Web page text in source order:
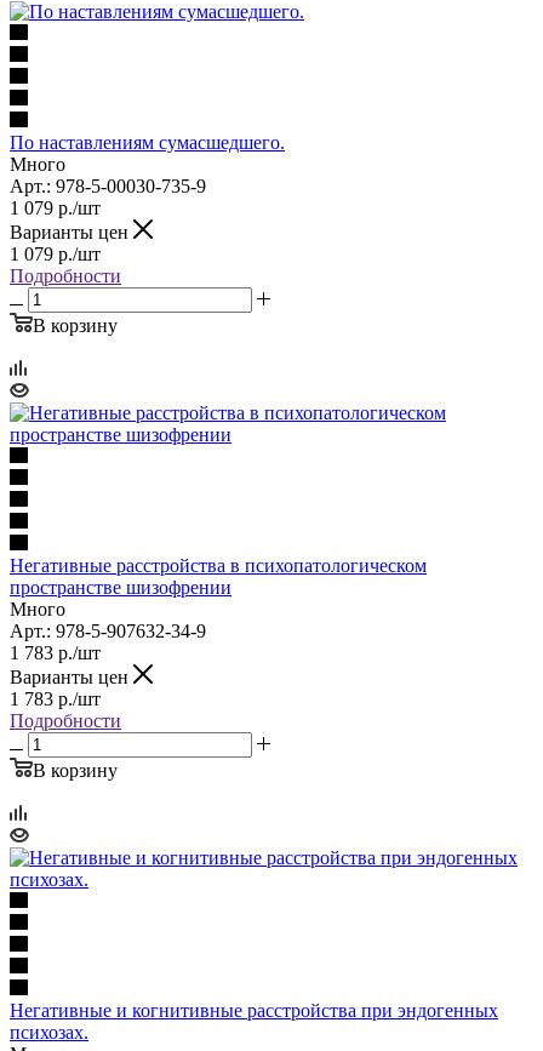
По наставлениям сумасшедшего.
Много
Арт.: 978-5-00030-735-9
1 079 р./шт
Варианты цен
1 079 р./шт
Подробности
В корзину
Негативные расстройства в психопатологическом
пространстве шизофрении
Много
Арт.: 978-5-907632-34-9
1 783 р./шт
Варианты цен
1 783 р./шт
Подробности
В корзину
Негативные и когнитивные расстройства при эндогенных
психозах.